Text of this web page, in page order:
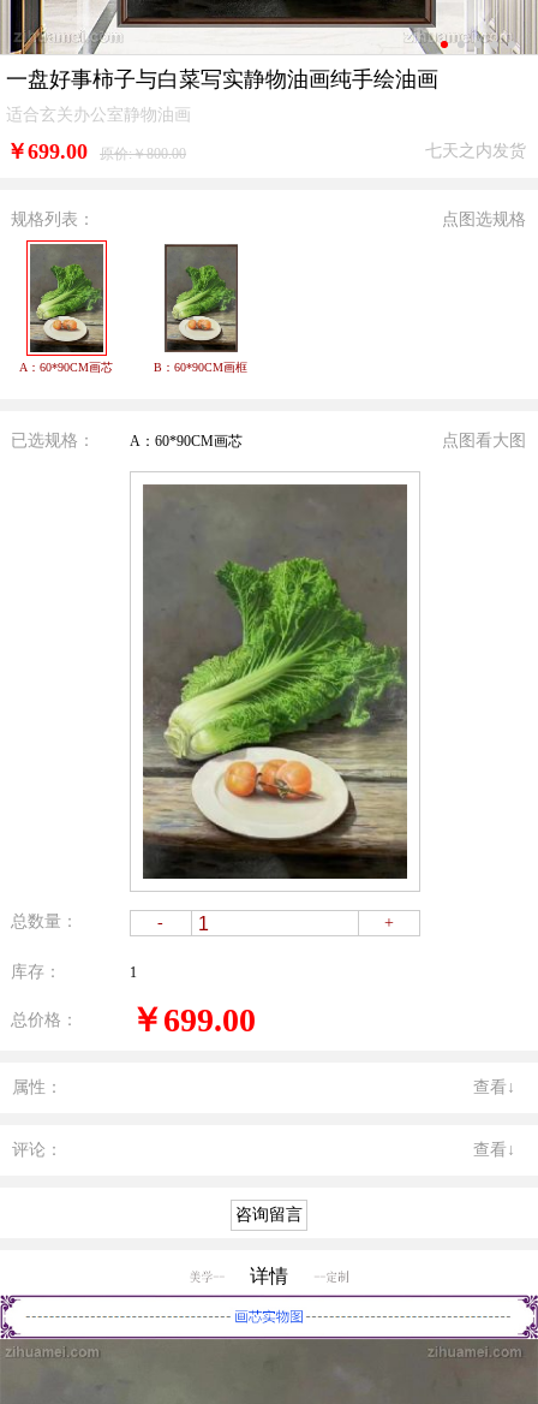
一盘好事柿子与白菜写实静物油画纯手绘油画
适合玄关办公室静物油画
￥699.00 原价:￥800.00 七天之内发货
规格列表： 点图选规格
A：60*90CM画芯 B：60*90CM画框
已选规格： A：60*90CM画芯 点图看大图
总数量： - +
库存： 1
总价格： ￥699.00
属性： 查看↓
评论： 查看↓
详情